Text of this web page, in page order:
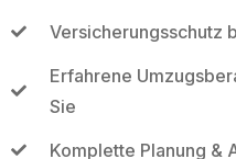
Versicherungsschutz
Erfahrene
Sie
Komplette Planung &